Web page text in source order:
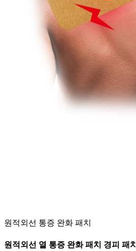
원적외선 통증 완화 패치
원적외선 열 통증 완화 패치 경피 패치